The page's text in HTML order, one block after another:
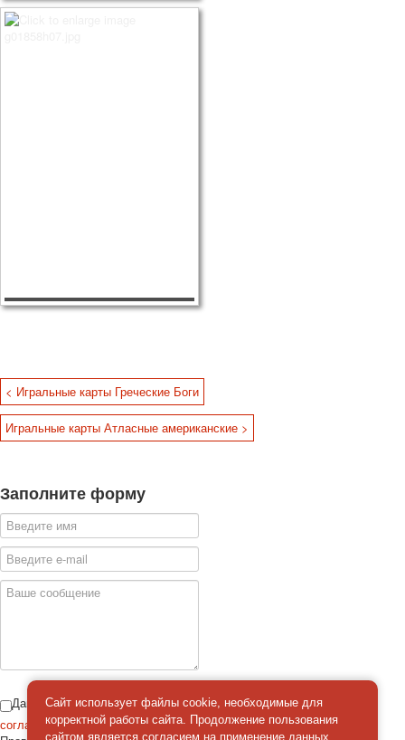
< Игральные карты Греческие Боги
Игральные карты Атласные американские >
Заполните форму
Даю
согласиена обработку персональных данных
Сайт использует файлы cookie, необходимые для
корректной работы сайта. Продолжение пользования
сайтом является согласием на применение данных